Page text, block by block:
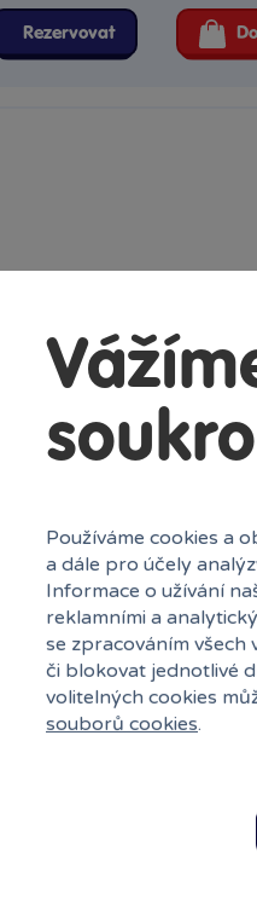
Rezervovat
Set samolepek Harry Potter
Set samolepek v licenčním
Skladem
Ihned:5 poboček
Rezervovat
Používáme cookies a
a dále pro účely
Informace o užívání
reklamními a
se zpracováním
či blokovat jednotlivé
volitelných cookies
souborů cookies.